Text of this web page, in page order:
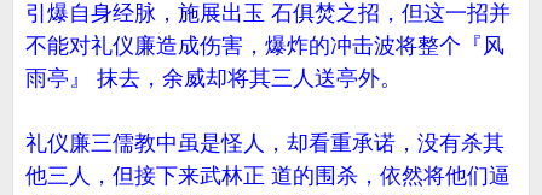
引爆自身经脉，施展出玉 石俱焚之招，但这一招并
不能对礼仪廉造成伤害，爆炸的冲击波将整个『风
雨亭』 抹去，余威却将其三人送亭外。
礼仪廉三儒教中虽是怪人，却看重承诺，没有杀其
他三人，但接下来武林正 道的围杀，依然将他们逼